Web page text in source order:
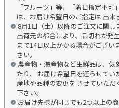
「フルーツ」等、「着日指定不
は、お届け希望日のご指定は 出来
8月1日（土）以降のご注文に関し
出荷元の都合により、品切れが発
まで14日以上かかる場合がござ
さい。
農産物・海産物など生鮮品は、
たり、 お届け希望日を遅らせてい
産地や品種の変更を させていた
下さい。
お届け先様が同じでも2つ以上の